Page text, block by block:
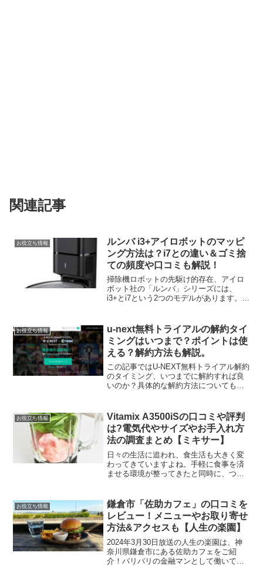
関連記事
お役立ち情報
ルンバ i3+アイロボットのマッピ
ング方法は？i7との違い＆ゴミ捨
ての頻度や口コミも解説！
掃除機ロボットの先駆け的存在、アイロ
ボット社の「ルンバ」シリーズには、
i3+とi7という2つのモデルがあります。
画期的な機能を搭載しています。しか
も、ルンバi7より...
お役立ち情報
u-next無料トライアルの解約タイ
ミングはいつまで？ポイントは使
える？解約方法も解説。
この記事ではU-NEXT無料トライアル解約
のタイミング、いつまでに解約すれば良
いのか？具体的な解約方法についても画
ます。この記事を読むことでu-next無料
トライアルの...
お役立ち情報
Vitamix A3500iSの口コミや評判
は?電気代やサイズやお手入れ方
法の調査まとめ【ミキサー】
日々の生活に追われ、食生活も大きく変
わってきていますよね。手軽に食事を済
ませる環境が整ってきたと同時に、つい
ントなども色々ありますが、出来る事な
ら新鮮な野菜から栄養素を...
お役立ち情報
鎌倉市「佐助カフェ」の口コミを
レビュー！メニューやお取り寄せ
方法&アクセスも【人生の楽園】
2024年3月30日放送の人生の楽園は、神
奈川県鎌倉市にある佐助カフェをご紹
介！バリバリの金融マンとして働いてい